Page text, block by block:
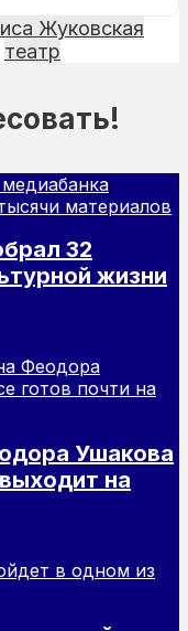
Жуковская
театр
32
жизни
Ушакова
на